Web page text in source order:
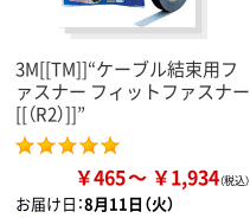
3M[[TM]]“ケーブル結束用フ
ァスナー フィットファスナー
[[（R2）]]”
￥465 ￥1,934
お届け日：8月11日（火）